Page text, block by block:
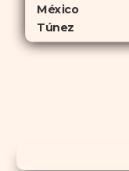
México
Túnez